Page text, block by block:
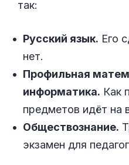
так:
Русский язык. Его
нет.
Профильная
информатика. Как
предметов идёт на
Обществознание.
экзамен для